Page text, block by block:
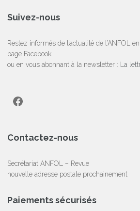
Suivez-nous
Restez informés de l’actualité de l’ANFOL
page Facebook
ou en vous abonnant à la newsletter :
La
Contactez-nous
Secrétariat ANFOL – Revue
nouvelle adresse postale prochainement
Paiements sécurisés